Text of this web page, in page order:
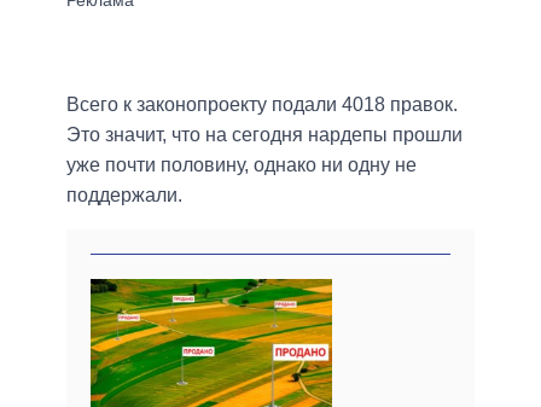
Всего к законопроекту подали 4018 правок.
Это значит, что на сегодня нардепы прошли
уже почти половину, однако ни одну не
поддержали.